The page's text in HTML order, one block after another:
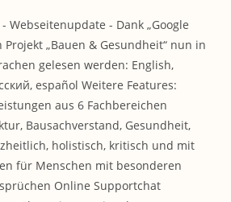
Webseitenupdate - Dank „Google
Projekt „Bauen & Gesundheit“ nun in
gelesen werden: English,
español Weitere Features:
aus 6 Fachbereichen
Bausachverstand, Gesundheit,
holistisch, kritisch und mit
für Menschen mit besonderen
Online Supportchat